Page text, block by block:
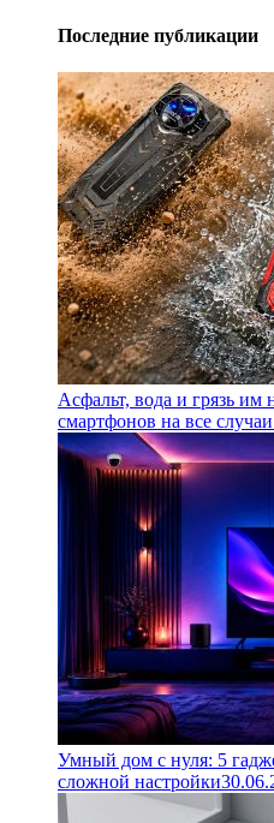
Последние публикации
Асфальт, вода и грязь
смартфонов на все
Умный дом с нуля: 5
сложной настройки